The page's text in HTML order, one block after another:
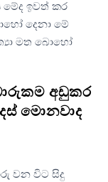
ඉවත් කර
දෙනා මේ
මත බොහෝ
අඩුකර
මොනවාද
වන විට සිදු